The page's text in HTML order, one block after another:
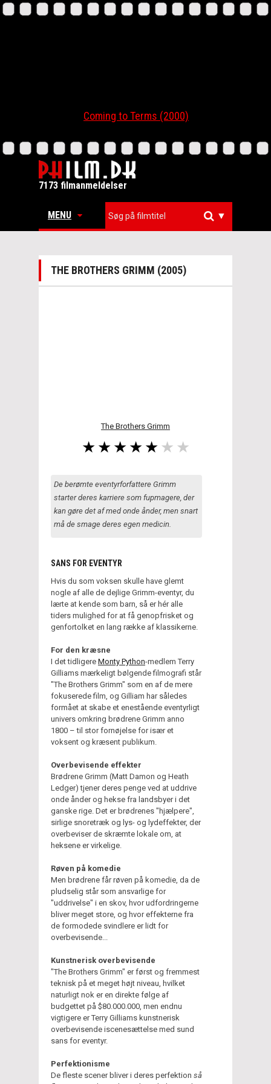
Coming to Terms (2000)
7173 filmanmeldelser
MENU ▼
THE BROTHERS GRIMM (2005)
The Brothers Grimm
De berømte eventyrforfattere Grimm
starter deres karriere som fupmagere, der
kan gøre det af med onde ånder, men snart
må de smage deres egen medicin.
SANS FOR EVENTYR
Hvis du som voksen skulle have glemt
nogle af alle de dejlige Grimm-eventyr, du
lærte at kende som barn, så er hér alle
tiders mulighed for at få genopfrisket og
genfortolket en lang række af klassikerne.
For den kræsne
I det tidligere Monty Python-medlem Terry
Gilliams mærkeligt bølgende filmografi står
"The Brothers Grimm" som en af de mere
fokuserede film, og Gilliam har således
formået at skabe et enestående eventyrligt
univers omkring brødrene Grimm anno
1800 – til stor fornøjelse for især et
voksent og kræsent publikum.
Overbevisende effekter
Brødrene Grimm (Matt Damon og Heath
Ledger) tjener deres penge ved at uddrive
onde ånder og hekse fra landsbyer i det
ganske rige. Det er brødrenes "hjælpere",
sirlige snoretræk og lys- og lydeffekter, der
overbeviser de skræmte lokale om, at
heksene er virkelige.
Røven på komedie
Men brødrene får røven på komedie, da de
pludselig står som ansvarlige for
"uddrivelse" i en skov, hvor udfordringerne
bliver meget store, og hvor effekterne fra
de formodede svindlere er lidt for
overbevisende...
Kunstnerisk overbevisende
"The Brothers Grimm" er først og fremmest
teknisk på et meget højt niveau, hvilket
naturligt nok er en direkte følge af
budgettet på $80.000.000, men endnu
vigtigere er Terry Gilliams kunstnerisk
overbevisende iscenesættelse med sund
sans for eventyr.
Perfektionisme
De fleste scener bliver i deres perfektion så